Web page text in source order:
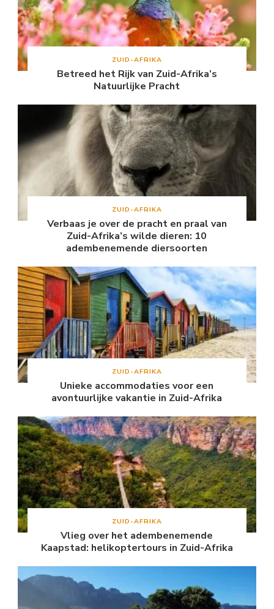
ZUID-AFRIKA
Betreed het Rijk van Zuid-Afrika’s
Natuurlijke Pracht
ZUID-AFRIKA
Verbaas je over de pracht en praal van
Zuid-Afrika’s wilde dieren: 10
adembenemende diersoorten
ZUID-AFRIKA
Unieke accommodaties voor een
avontuurlijke vakantie in Zuid-Afrika
ZUID-AFRIKA
Vlieg over het adembenemende
Kaapstad: helikoptertours in Zuid-Afrika